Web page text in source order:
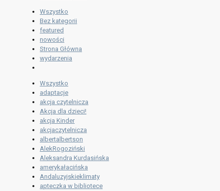
Wszystko
Bez kategorii
featured
nowości
Strona Główna
wydarzenia
Wszystko
adaptacje
akcja czytelnicza
Akcja dla dzieci!
akcja Kinder
akcjaczytelnicza
albertalbertson
AlekRogoziński
Aleksandra Kurdasińska
amerykałacińska
Andaluzyjskieklimaty
apteczka w bibliotece